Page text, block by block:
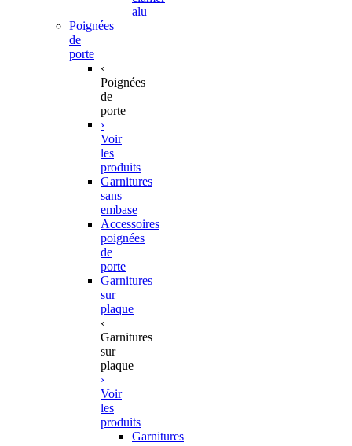
alu
Poignées
de
porte
‹
Poignées
de
porte
›
Voir
les
produits
Garnitures
sans
embase
Accessoires
poignées
de
porte
Garnitures
sur
plaque
‹
Garnitures
sur
plaque
›
Voir
les
produits
Garnitures